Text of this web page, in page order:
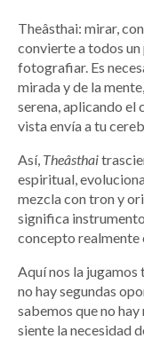
Theâsthai: mirar,
convierte a todos un
fotografiar. Es
mirada y de la
serena, aplicando el
vista envía a tu
Así, Theâsthai
espiritual,
mezcla con tron y
significa
concepto realmente
Aquí nos la
no hay segundas
sabemos que no
siente la necesidad